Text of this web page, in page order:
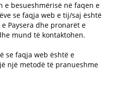
e besueshmërisë në faqen e
se faqja web e tij/saj është
Paysera dhe pronarët e
mund të kontaktohen.
se faqja web është e
një metodë të pranueshme